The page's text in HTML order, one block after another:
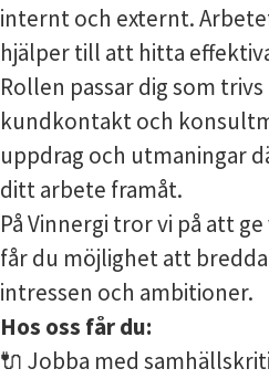
internt och externt.
hjälper till att hitta
Rollen passar dig som
kundkontakt och
uppdrag och utmaningar
ditt arbete framåt.
På Vinnergi tror vi på att
får du möjlighet att
intressen och ambitioner.
Hos oss får du:
🔌 Jobba med